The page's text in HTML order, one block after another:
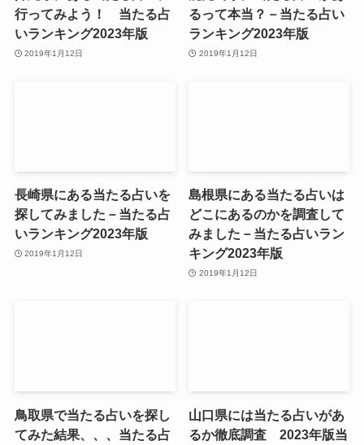
行ってみよう！ 当たる占
いランキング2023年版
2019年1月12日
るって本当？－当たる占い
ランキング2023年版
2019年1月12日
長崎県にある当たる占いを
探してみました－当たる占
いランキング2023年版
2019年1月12日
島根県にある当たる占いは
どこにあるのかを調査して
みました－当たる占いラン
キング2023年版
2019年1月12日
鳥取県で当たる占いを探し
てみた結果、、、当たる占
山口県には当たる占いがあ
るか徹底調査 2023年版当